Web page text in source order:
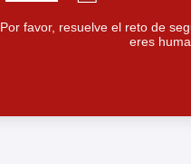
Por favor, resuelve el reto de
eres